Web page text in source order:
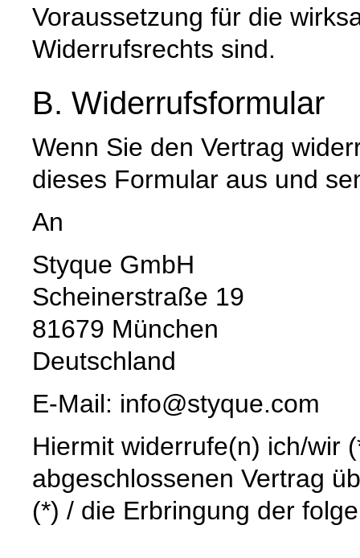
Voraussetzung für die
Widerrufsrechts sind.
B. Widerrufsformular
Wenn Sie den Vertrag
dieses Formular aus und
An
Styque GmbH
Scheinerstraße 19
81679 München
Deutschland
E-Mail: info@styque.com
Hiermit widerrufe(n) ich/wir
abgeschlossenen Vertrag
(*) / die Erbringung der